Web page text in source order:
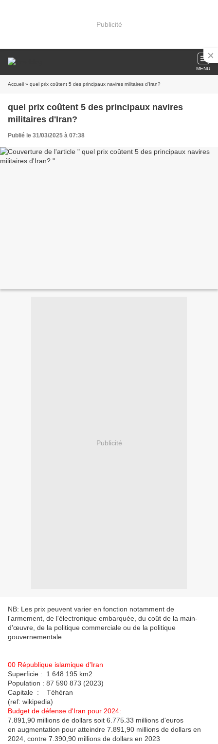
Publicité
MENU
Accueil » quel prix coûtent 5 des principaux navires militaires d'Iran?
quel prix coûtent 5 des principaux navires
militaires d'Iran?
Publié le 31/03/2025 à 07:38
Publicité
NB: Les prix peuvent varier en fonction notamment de
l'armement, de l'électronique embarquée, du coût de la main-
d'œuvre, de la politique commerciale ou de la politique
gouvernementale.
00 République islamique d'Iran
Superficie : 1 648 195 km2
Population : 87 590 873 (2023)
Capitale : Téhéran
(ref: wikipedia)
Budget de défense d'Iran pour 2024:
7.891,90 millions de dollars soit 6.775.33 millions d'euros
en augmentation pour atteindre 7.891,90 millions de dollars en
2024, contre 7.390,90 millions de dollars en 2023